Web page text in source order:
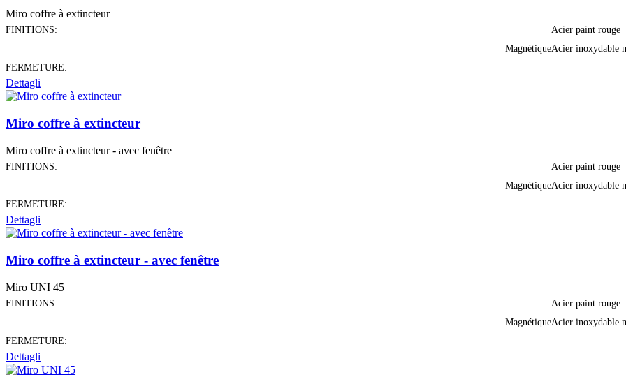
Miro coffre à extincteur
FINITIONS:
Acier paint rouge
Acier inoxydable
FERMETURE:
Magnétique
Dettagli
Miro coffre à extincteur
Miro coffre à extincteur - avec fenêtre
FINITIONS:
Acier paint rouge
Acier inoxydable
FERMETURE:
Magnétique
Dettagli
Miro coffre à extincteur - avec fenêtre
Miro UNI 45
FINITIONS:
Acier paint rouge
Acier inoxydable
FERMETURE:
Magnétique
Dettagli